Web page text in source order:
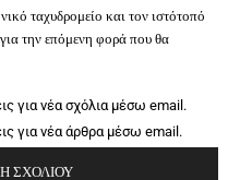
ταχυδρομείο και τον ιστότοπό
την επόμενη φορά που θα
για νέα σχόλια μέσω email.
για νέα άρθρα μέσω email.